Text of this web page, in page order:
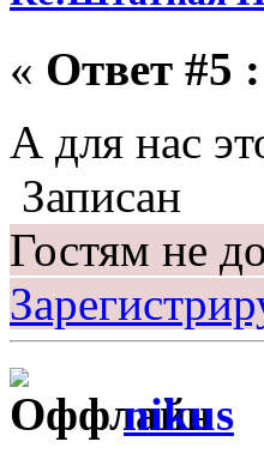
« Ответ #5 :
А для нас
Записан
Гостям не
nikus